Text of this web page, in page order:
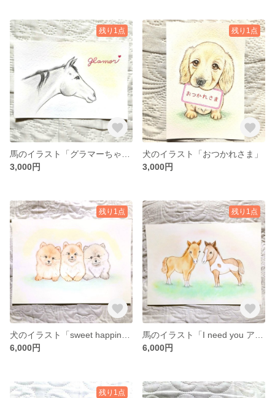
残り1点
3,000円
残り1点
犬のイラスト「おつかれさま」
3,000円
残り1点
6,000円
残り1点
6,000円
残り1点